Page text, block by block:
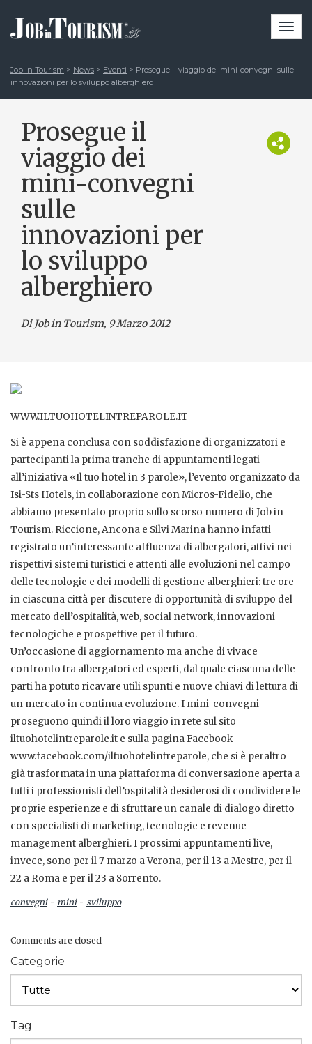
Job In Tourism > News > Eventi > Prosegue il viaggio dei mini-convegni sulle
innovazioni per lo sviluppo alberghiero
Prosegue il
viaggio dei
mini-convegni
sulle
innovazioni per
lo sviluppo
alberghiero
Di Job in Tourism, 9 Marzo 2012
WWW.ILTUOHOTELINTREPAROLE.IT
Si è appena conclusa con soddisfazione di organizzatori e
partecipanti la prima tranche di appuntamenti legati
all’iniziativa «Il tuo hotel in 3 parole», l’evento organizzato da
Isi-Sts Hotels, in collaborazione con Micros-Fidelio, che
abbiamo presentato proprio sullo scorso numero di Job in
Tourism. Riccione, Ancona e Silvi Marina hanno infatti
registrato un’interessante affluenza di albergatori, attivi nei
rispettivi sistemi turistici e attenti alle evoluzioni nel campo
delle tecnologie e dei modelli di gestione alberghieri: tre ore
in ciascuna città per discutere di opportunità di sviluppo del
mercato dell’ospitalità, web, social network, innovazioni
tecnologiche e prospettive per il futuro.
Un’occasione di aggiornamento ma anche di vivace
confronto tra albergatori ed esperti, dal quale ciascuna delle
parti ha potuto ricavare utili spunti e nuove chiavi di lettura di
un mercato in continua evoluzione. I mini-convegni
proseguono quindi il loro viaggio in rete sul sito
iltuohotelintreparole.it e sulla pagina Facebook
www.facebook.com/iltuohotelintreparole, che si è peraltro
già trasformata in una piattaforma di conversazione aperta a
tutti i professionisti dell’ospitalità desiderosi di condividere le
proprie esperienze e di sfruttare un canale di dialogo diretto
con specialisti di marketing, tecnologie e revenue
management alberghieri. I prossimi appuntamenti live,
invece, sono per il 7 marzo a Verona, per il 13 a Mestre, per il
22 a Roma e per il 23 a Sorrento.
convegni- mini- sviluppo
Comments are closed
Categorie
Tag